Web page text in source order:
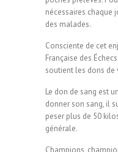
nécessaires chaque
des malades.
Consciente de cet
Française des
soutient les dons de
Le don de sang est
donner son sang, il
peser plus de 50
générale.
Champions,